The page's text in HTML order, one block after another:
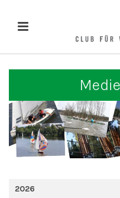
2026